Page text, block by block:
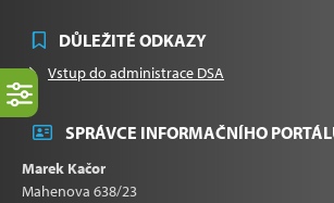
DŮLEŽITÉ ODKAZY
Vstup do administrace DSA
SPRÁVCE INFORMAČNÍHO
Marek Kačor
Mahenova 638/23